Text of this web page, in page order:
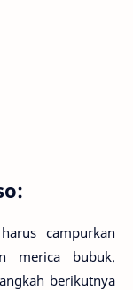
campurkan
merica bubuk.
berikutnya